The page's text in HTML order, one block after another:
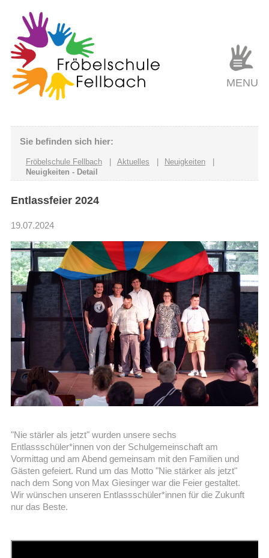
MENU
Sie befinden sich hier:
Fröbelschule Fellbach| Aktuelles Neuigkeiten|
Neuigkeiten - Detail
Entlassfeier 2024
19.07.2024
"Nie stärler als jetzt" wurden unsere sechs
Entlassschüler*innen von der Schulgemeinschaft am
Vormittag und am Abend gemeinsam mit den Familien und
Gästen gefeiert. Rund um das Motto "Nie stärker als jetzt"
nach dem Song von Max Giesinger war die Feier gestaltet.
Wir wünschen unseren Entlassschüler*innen für die Zukunft
nur das Beste.